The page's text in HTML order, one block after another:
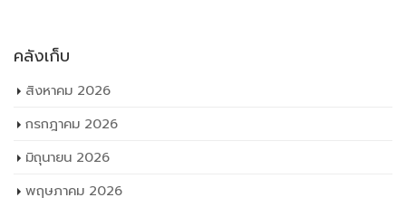
คลังเก็บ
สิงหาคม 2026
กรกฎาคม 2026
มิถุนายน 2026
พฤษภาคม 2026